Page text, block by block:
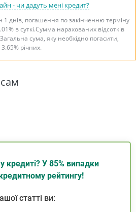
- чи дадуть мені кредит?
1 днів, погашення по закінченню терміну
в суткі.Сумма нарахованих відсотків
сума, яку необхідно погасити,
річних.
кредиті? У 85% випадки
рейтингу!
статті ви: